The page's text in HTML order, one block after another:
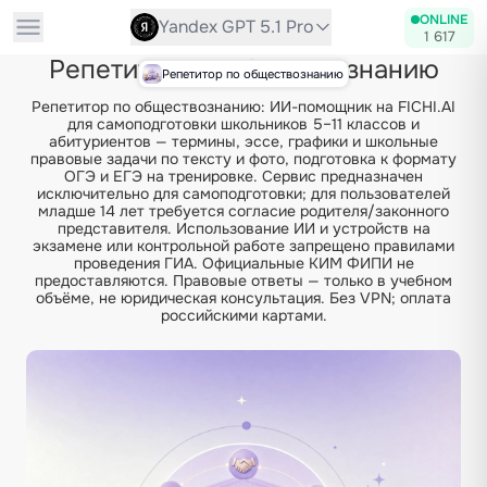
Yandex GPT 5.1 Pro ONLINE
1 617
Репетитор по обществознанию
Репетитор по обществознанию
Репетитор по обществознанию: ИИ-помощник на FICHI.AI
для самоподготовки школьников 5–11 классов и
абитуриентов — термины, эссе, графики и школьные
правовые задачи по тексту и фото, подготовка к формату
ОГЭ и ЕГЭ на тренировке. Сервис предназначен
исключительно для самоподготовки; для пользователей
младше 14 лет требуется согласие родителя/законного
представителя. Использование ИИ и устройств на
экзамене или контрольной работе запрещено правилами
проведения ГИА. Официальные КИМ ФИПИ не
предоставляются. Правовые ответы — только в учебном
объёме, не юридическая консультация. Без VPN; оплата
российскими картами.